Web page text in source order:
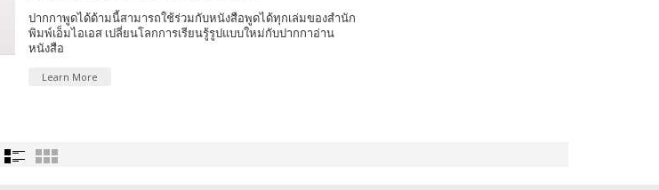
ปากกาพูดได้ด้ามนี้สามารถใช้ร่วมกับหนังสือพูดได้ทุกเล่มของสำนัก
พิมพ์เอ็มไอเอส เปลี่ยนโลกการเรียนรู้รูปแบบใหม่กับปากกาอ่าน
หนังสือ
Learn More